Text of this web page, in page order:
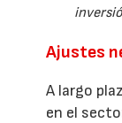
Ajustes
A largo
en el